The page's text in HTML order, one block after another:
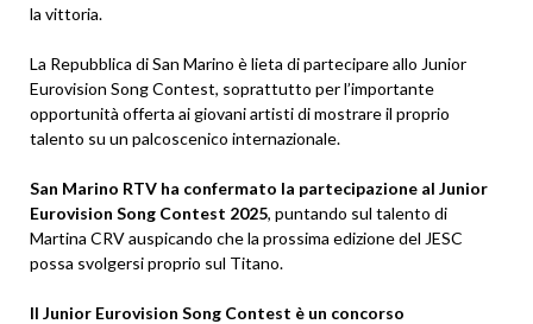
la vittoria.
La Repubblica di San Marino è lieta di partecipare allo Junior
Eurovision Song Contest, soprattutto per l’importante
opportunità offerta ai giovani artisti di mostrare il proprio
talento su un palcoscenico internazionale.
San Marino RTV ha confermato la partecipazione al Junior
Eurovision Song Contest 2025, puntando sul talento di
Martina CRV auspicando che la prossima edizione del JESC
possa svolgersi proprio sul Titano.
Il Junior Eurovision Song Contest è un concorso